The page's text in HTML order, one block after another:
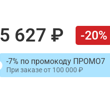
5 627 -20%
-7% по промокоду ПРОМО7
При заказе от 100 000